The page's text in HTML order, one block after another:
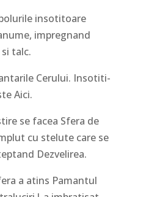
insotitoare
impregnand
talc.
Cerului. Insotiti-
Aici.
se facea Sfera de
cu stelute care se
Dezvelirea.
a atins Pamantul